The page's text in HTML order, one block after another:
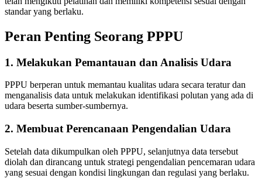
standar yang berlaku.
Peran Penting Seorang PPPU
1. Melakukan Pemantauan dan Analisis Udara
PPPU berperan untuk memantau kualitas udara secara teratur dan
menganalisis data untuk melakukan identifikasi polutan yang ada di
udara beserta sumber-sumbernya.
2. Membuat Perencanaan Pengendalian Udara
Setelah data dikumpulkan oleh PPPU, selanjutnya data tersebut
diolah dan dirancang untuk strategi pengendalian pencemaran udara
yang sesuai dengan kondisi lingkungan dan regulasi yang berlaku.